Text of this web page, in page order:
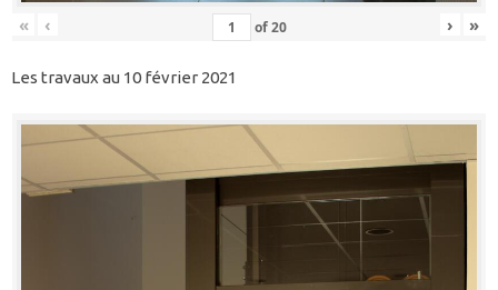
« ‹ of20 › »
Les travaux au 10 février 2021